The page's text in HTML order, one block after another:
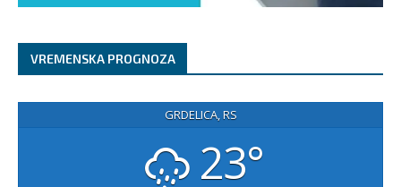
VREMENSKA PROGNOZA
GRDELICA, RS
23°